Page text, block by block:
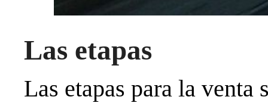
Las etapas
Las etapas para la venta